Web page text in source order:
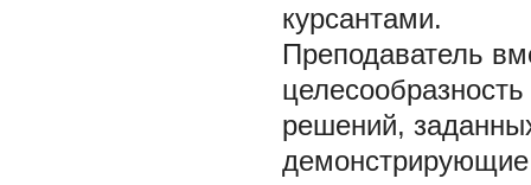
курсантами.
Преподаватель
решений,